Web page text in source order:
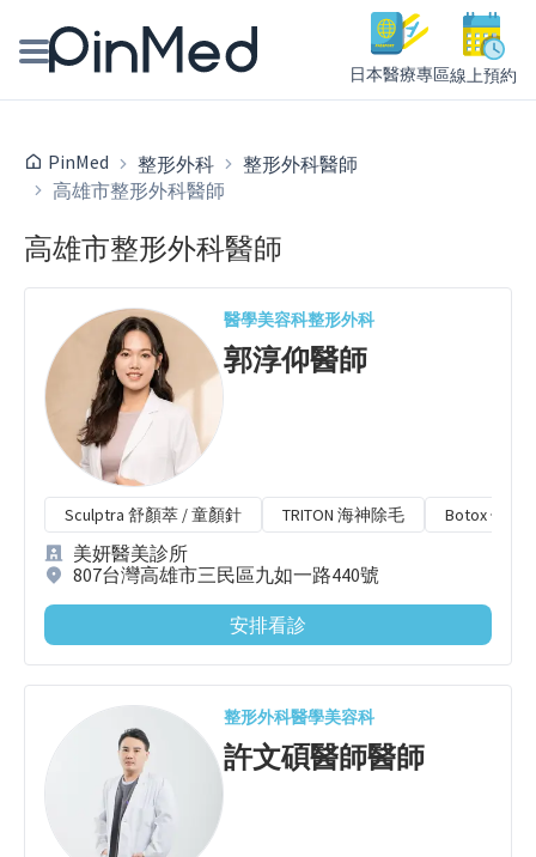
日本醫療專區線上預約
醫師專欄專訪
健康主題館
我是醫療人員
PinMed 整形外科
整形外科醫師
高雄市整形外科醫師
高雄市整形外科醫師
醫學美容科整形外科
郭淳仰醫師
Sculptra 舒顏萃 / 童顏針 TRITON 海神除毛 Botox 保妥
美妍醫美診所
807台灣高雄市三民區九如一路440號
安排看診
整形外科醫學美容科
許文碩醫師醫師